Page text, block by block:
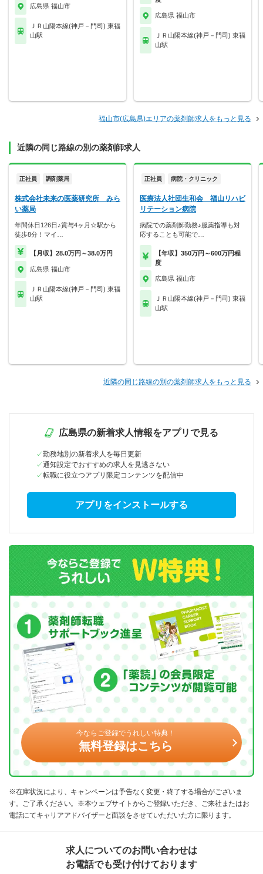
広島県 福山市
ＪＲ山陽本線(神戸－門司) 東福
山駅
広島県 福山市
ＪＲ山陽本線(神戸－門司) 東福
山駅
福山市(広島県)エリアの薬剤師求人をもっと見る
近隣の同じ路線の別の薬剤師求人
正社員 調剤薬局
株式会社未来の医薬研究所 みら
い薬局
年間休日126日♪賞与4ヶ月☆駅から
徒歩8分！マイ…
【月収】28.0万円～38.0万円
広島県 福山市
ＪＲ山陽本線(神戸－門司) 東福
山駅
正社員 病院・クリニック
医療法人社団生和会 福山リハビ
リテーション病院
病院での薬剤師勤務♪服薬指導も対
応することも可能で…
【年収】350万円～600万円程
度
広島県 福山市
ＪＲ山陽本線(神戸－門司) 東福
山駅
近隣の同じ路線の別の薬剤師求人をもっと見る
広島県の新着求人情報をアプリで見る
勤務地別の新着求人を毎日更新
通知設定でおすすめの求人を見逃さない
転職に役立つアプリ限定コンテンツを配信中
アプリをインストールする
今ならご登録でうれしい特典！
無料登録はこちら
※在庫状況により、キャンペーンは予告なく変更・終了する場合がございま
す。ご了承ください。※本ウェブサイトからご登録いただき、ご来社またはお
電話にてキャリアアドバイザーと面談をさせていただいた方に限ります。
求人についてのお問い合わせは
お電話でも受け付けております